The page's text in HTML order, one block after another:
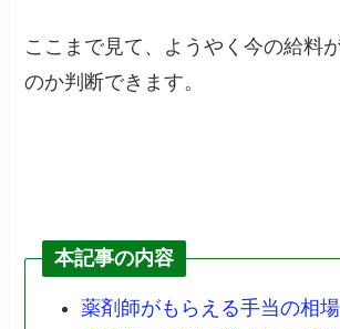
ここまで見て、ようやく今の給料
のか判断できます。
本記事の内容
薬剤師がもらえる手当の相